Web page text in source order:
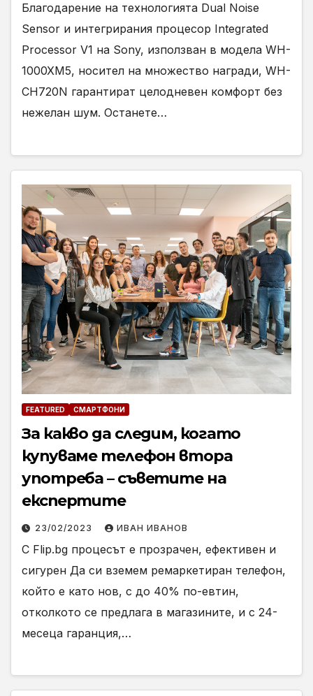
Благодарение на технологията Dual Noise
Sensor и интегрирания процесор Integrated
Processor V1 на Sony, използван в модела WH-
1000XM5, носител на множество награди, WH-
CH720N гарантират целодневен комфорт без
нежелан шум. Останете…
FEATURED СМАРТФОНИ
За какво да следим, когато
купуваме телефон втора
употреба – съветите на
експертите
23/02/2023 ИВАН ИВАНОВ
С Flip.bg процесът е прозрачен, ефективен и
сигурен Да си вземем ремаркетиран телефон,
който е като нов, с до 40% по-евтин,
отколкото се предлага в магазините, и с 24-
месеца гаранция,…